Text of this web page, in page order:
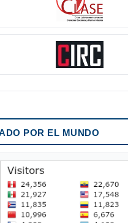
POR EL MUNDO